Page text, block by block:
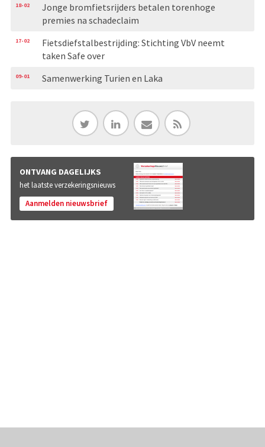
18-02
Jonge bromfietsrijders betalen torenhoge
premies na schadeclaim
17-02
Fietsdiefstalbestrijding: Stichting VbV neemt
taken Safe over
09-01 Samenwerking Turien en Laka
ONTVANG DAGELIJKS
het laatste verzekeringsnieuws
Aanmelden nieuwsbrief